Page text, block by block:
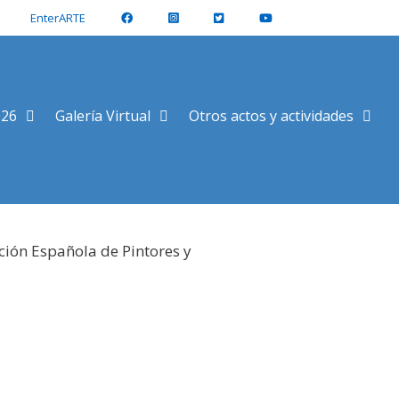
EnterARTE
Galería Virtual Otros actos y actividades
Española de Pintores y